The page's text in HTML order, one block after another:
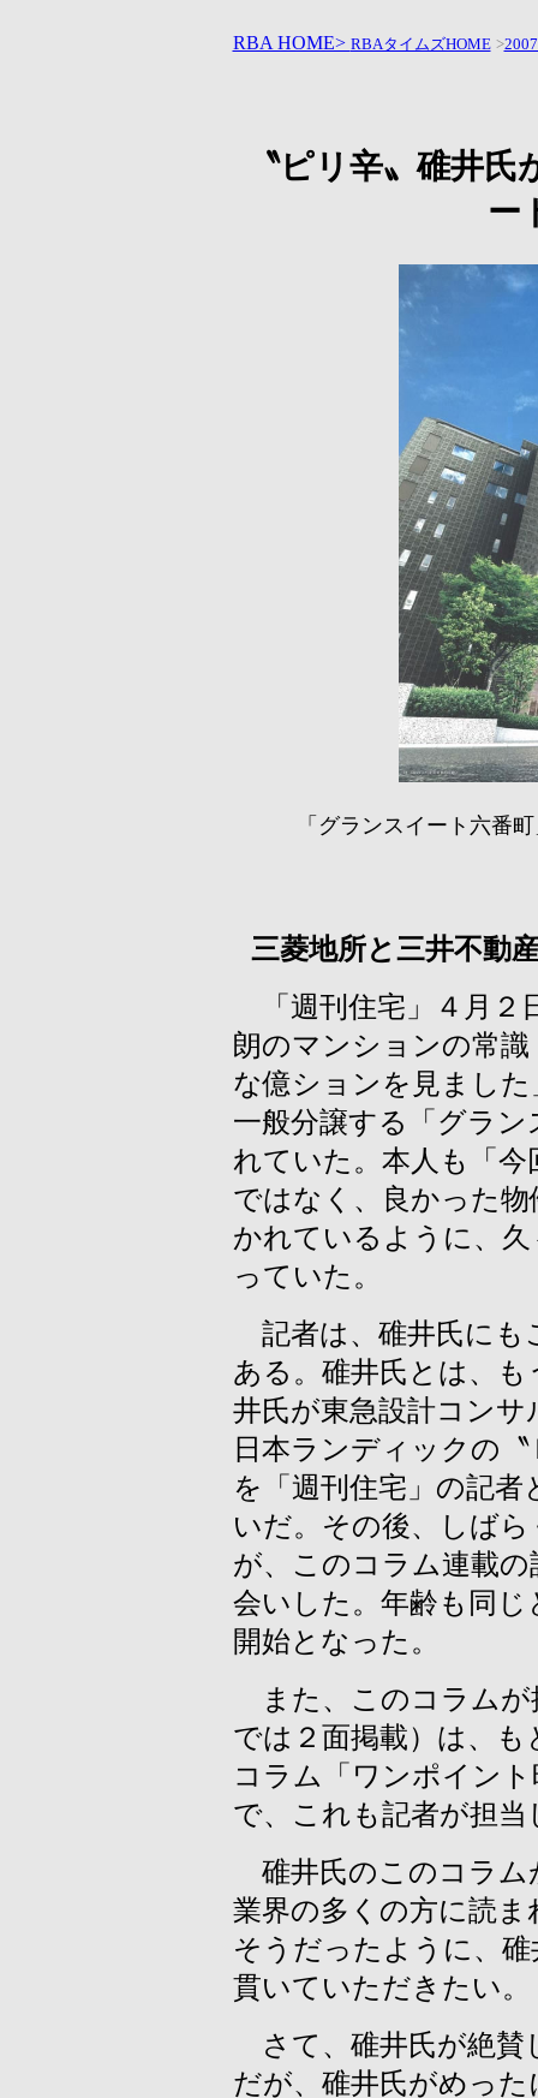
RBA HOME> RBAタイムズHOME >
〝ピリ辛〟碓井
ー
「グランスイート六番
三菱地所と三井不動
「週刊住宅」４月２
朗のマンションの常
な億ションを見まし
一般分譲する「グラ
れていた。本人も「
ではなく、良かった
かれているように、
っていた。
記者は、碓井氏にも
ある。碓井氏とは、
井氏が東急設計コン
日本ランディックの
を「週刊住宅」の記
いだ。その後、しば
が、このコラム連載
会いした。年齢も同
開始となった。
また、このコラムが
では２面掲載）は、も
コラム「ワンポイン
で、これも記者が担当
碓井氏のこのコラム
業界の多くの方に読
そうだったように、
貫いていただきたい。
さて、碓井氏が絶賛
だが、碓井氏がめっ